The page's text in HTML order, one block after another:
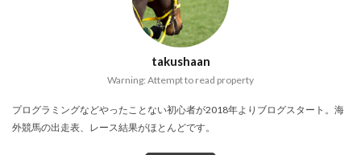
takushaan
Warning: Attempt to read property
プログラミングなどやったことない初心者が2018年よりブログスタート。海
外競馬の出走表、レース結果がほとんどです。